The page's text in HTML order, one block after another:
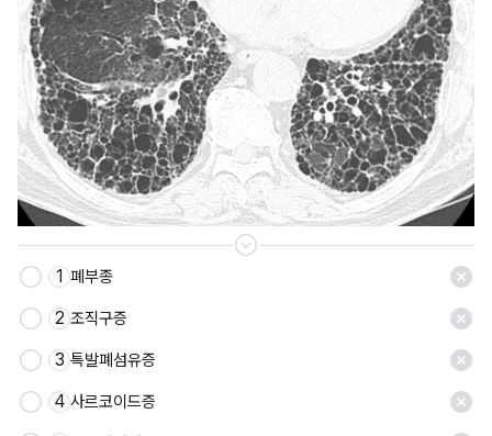
1 폐부종
2 조직구증
3 특발폐섬유증
4 사르코이드증